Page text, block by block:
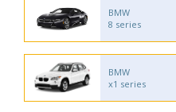
BMW
8 series
BMW
x1 series